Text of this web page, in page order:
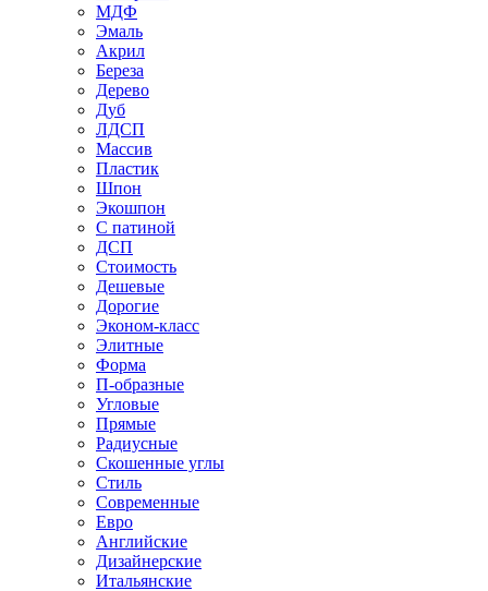
МДФ
Эмаль
Акрил
Береза
Дерево
Дуб
ЛДСП
Массив
Пластик
Шпон
Экошпон
С патиной
ДСП
Стоимость
Дешевые
Дорогие
Эконом-класс
Элитные
Форма
П-образные
Угловые
Прямые
Радиусные
Скошенные углы
Стиль
Современные
Евро
Английские
Дизайнерские
Итальянские